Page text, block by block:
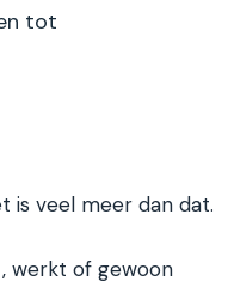
tot
is veel meer dan dat.
werkt of gewoon